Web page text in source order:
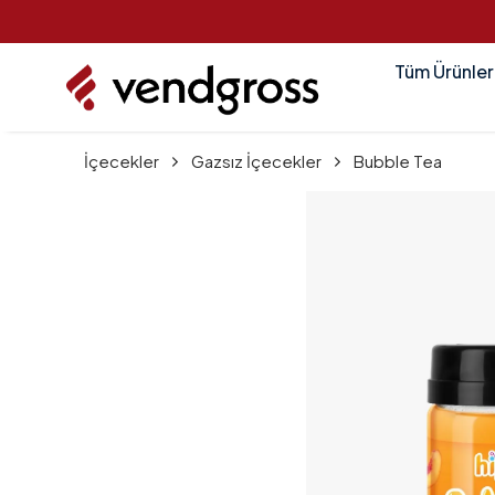
Tüm Ürünler
İçecekler Gazsız İçecekler Bubble Tea